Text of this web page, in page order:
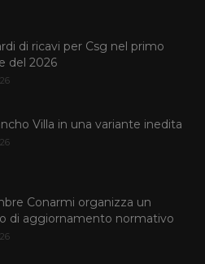
di ricavi per Csg nel primo
del 2026
Villa in una variante inedita
Conarmi organizza un
di aggiornamento normativo